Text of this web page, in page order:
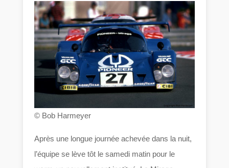
© Bob Harmeyer
Après une longue journée achevée dans la nuit,
l’équipe se lève tôt le samedi matin pour le